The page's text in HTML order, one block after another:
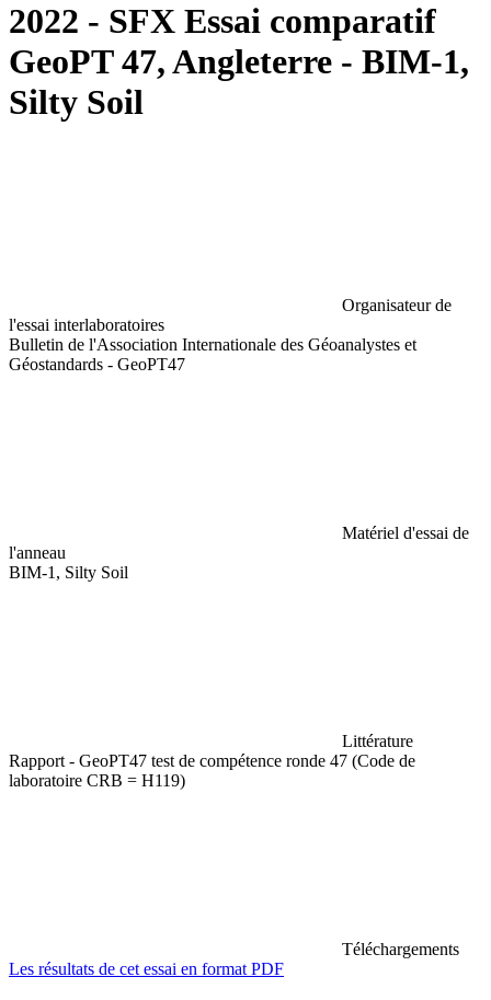
2022 - SFX Essai comparatif
GeoPT 47, Angleterre - BIM-1,
Silty Soil
Organisateur de
l'essai interlaboratoires
Bulletin de l'Association Internationale des Géoanalystes et
Géostandards - GeoPT47
Matériel d'essai de
l'anneau
BIM-1, Silty Soil
Littérature
Rapport - GeoPT47 test de compétence ronde 47 (Code de
laboratoire CRB = H119)
Téléchargements
Les résultats de cet essai en format PDF